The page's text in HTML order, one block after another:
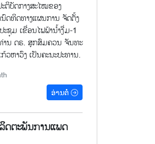
ຕິບັດກາງສະໄໝຂອງ
ດທິດທາງແຜນການ ຈັດຕັ້ງ
ມ ເຂື່ອນໄຟຟ້ານໍ້າງື່ມ-1
ານ ດຣ. ສຸກສົມຄວນ ຈັນທະ
ຫາວົງ ເປັນຄະນະປະທານ.
ອ່ານຕໍ່
ດຕະພັນການແພດ